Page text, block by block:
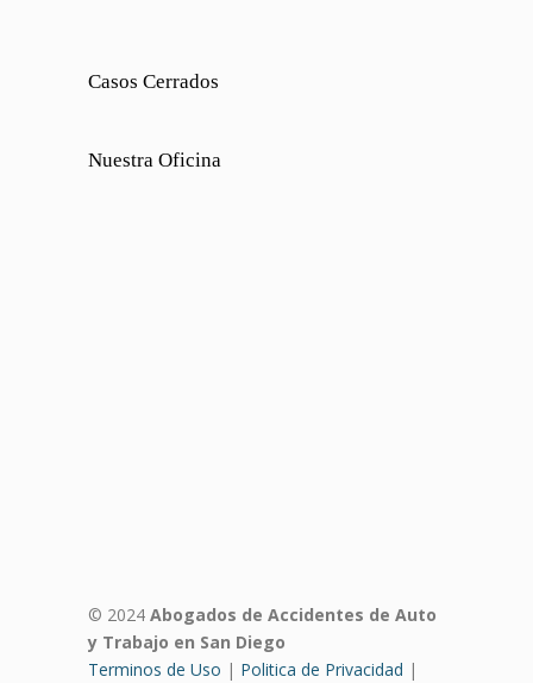
Casos Cerrados
Nuestra Oficina
© 2024 Abogados de Accidentes de Auto
y Trabajo en San Diego
Terminos de Uso | Politica de Privacidad |